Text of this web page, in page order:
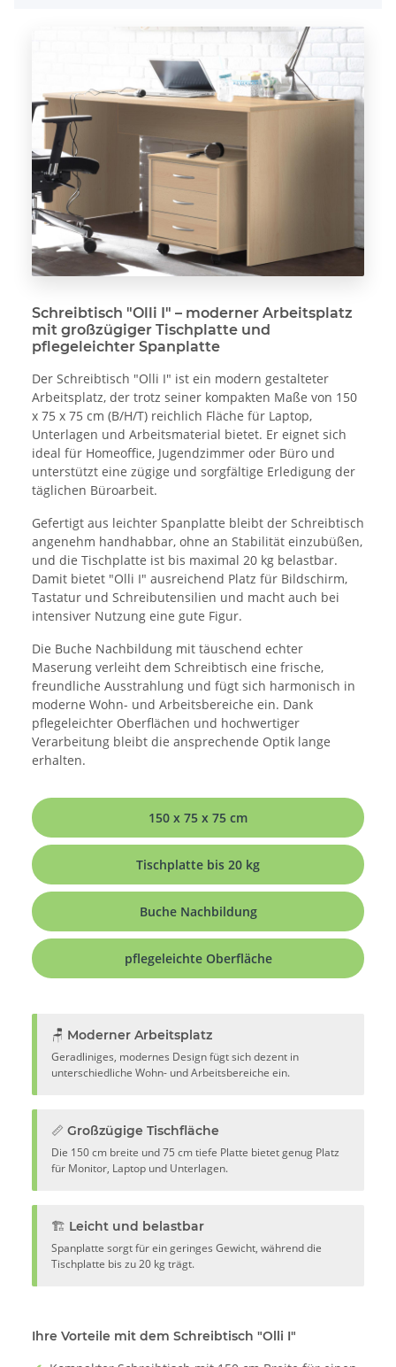
Schreibtisch "Olli I" – moderner Arbeitsplatz
mit großzügiger Tischplatte und
pflegeleichter Spanplatte
Der Schreibtisch "Olli I" ist ein modern gestalteter
Arbeitsplatz, der trotz seiner kompakten Maße von 150
x 75 x 75 cm (B/H/T) reichlich Fläche für Laptop,
Unterlagen und Arbeitsmaterial bietet. Er eignet sich
ideal für Homeoffice, Jugendzimmer oder Büro und
unterstützt eine zügige und sorgfältige Erledigung der
täglichen Büroarbeit.
Gefertigt aus leichter Spanplatte bleibt der Schreibtisch
angenehm handhabbar, ohne an Stabilität einzubüßen,
und die Tischplatte ist bis maximal 20 kg belastbar.
Damit bietet "Olli I" ausreichend Platz für Bildschirm,
Tastatur und Schreibutensilien und macht auch bei
intensiver Nutzung eine gute Figur.
Die Buche Nachbildung mit täuschend echter
Maserung verleiht dem Schreibtisch eine frische,
freundliche Ausstrahlung und fügt sich harmonisch in
moderne Wohn- und Arbeitsbereiche ein. Dank
pflegeleichter Oberflächen und hochwertiger
Verarbeitung bleibt die ansprechende Optik lange
erhalten.
150 x 75 x 75 cm
Tischplatte bis 20 kg
Buche Nachbildung
pflegeleichte Oberfläche
🪑 Moderner Arbeitsplatz
Geradliniges, modernes Design fügt sich dezent in
unterschiedliche Wohn- und Arbeitsbereiche ein.
📏 Großzügige Tischfläche
Die 150 cm breite und 75 cm tiefe Platte bietet genug Platz
für Monitor, Laptop und Unterlagen.
🏗️ Leicht und belastbar
Spanplatte sorgt für ein geringes Gewicht, während die
Tischplatte bis zu 20 kg trägt.
Ihre Vorteile mit dem Schreibtisch "Olli I"